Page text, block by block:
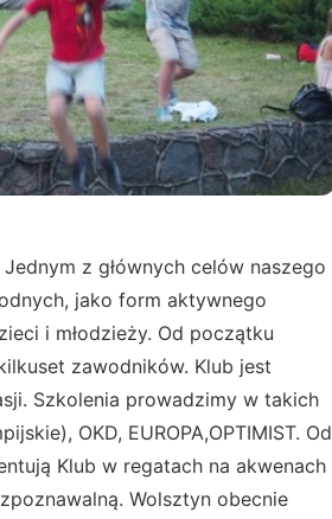
z głównych celów naszego
jako form aktywnego
i młodzieży. Od początku
zawodników. Klub jest
Szkolenia prowadzimy w takich
OKD, EUROPA,OPTIMIST. Od
Klub w regatach na akwenach
Wolsztyn obecnie